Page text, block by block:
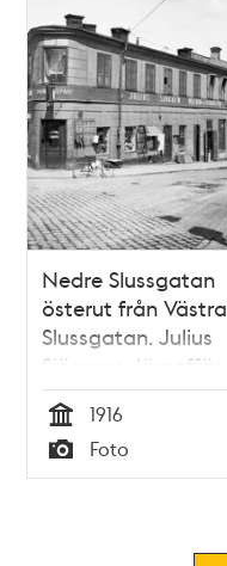
Nedre Slussgatan
österut från Västra
Slussgatan. Julius
Sjögrens Järnaffär
Tid
1916
Typ
Foto